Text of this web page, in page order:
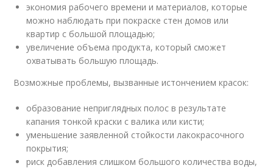
экономия рабочего времени и материалов, которые
можно наблюдать при покраске стен домов или
квартир с большой площадью;
увеличение объема продукта, который сможет
охватывать большую площадь.
Возможные проблемы, вызванные истончением красок:
образование неприглядных полос в результате
капания тонкой краски с валика или кисти;
уменьшение заявленной стойкости лакокрасочного
покрытия;
риск добавления слишком большого количества воды,